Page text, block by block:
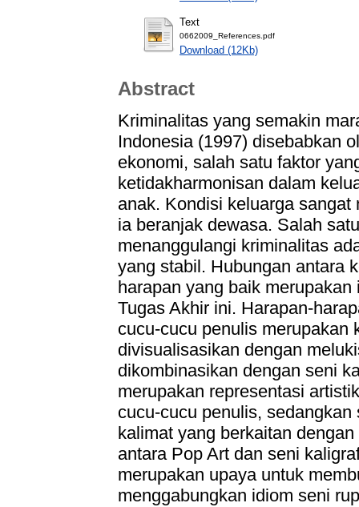
Text
0662009_References.pdf
Download (12Kb)
Abstract
Kriminalitas yang semakin
Indonesia (1997) disebabkan
ekonomi, salah satu faktor
ketidakharmonisan dalam
anak. Kondisi keluarga
ia beranjak dewasa. Salah
menanggulangi kriminalitas
yang stabil. Hubungan antara
harapan yang baik
Tugas Akhir ini. Harapan-
cucu-cucu penulis merupakan
divisualisasikan dengan
dikombinasikan dengan seni
merupakan representasi
cucu-cucu penulis,
kalimat yang berkaitan
antara Pop Art dan seni
merupakan upaya untuk
menggabungkan idiom seni